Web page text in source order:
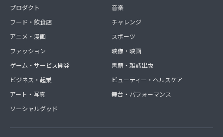
プロダクト
フード・飲食店
アニメ・漫画
ファッション
ゲーム・サービス開発
ビジネス・起業
アート・写真
ソーシャルグッド
音楽
チャレンジ
スポーツ
映像・映画
書籍・雑誌出版
ビューティー・ヘルスケア
舞台・パフォーマンス